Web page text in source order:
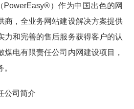
）作为中国出色的网
商，全业务网站建设解决方案提供
力和完善的售后服务获得客户的认
煤电有限责任公司内网建设项目，
公司简介